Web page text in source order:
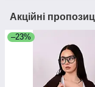
Акційні
–23%